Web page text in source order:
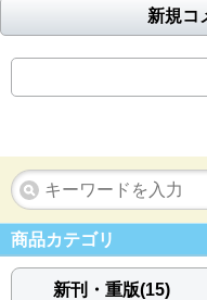
新規コ
商品カテゴリ
新刊・重版(15)